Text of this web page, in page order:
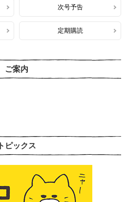
次号予告
定期購読
ご案内
トピックス